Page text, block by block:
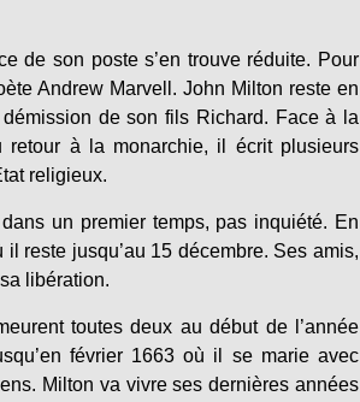
de son poste s’en trouve réduite. Pour
Andrew Marvell. John Milton reste en
de son fils Richard. Face à la
retour à la monarchie, il écrit plusieurs
religieux.
un premier temps, pas inquiété. En
reste jusqu’au 15 décembre. Ses amis,
libération.
toutes deux au début de l’année
février 1663 où il se marie avec
Milton va vivre ses dernières années